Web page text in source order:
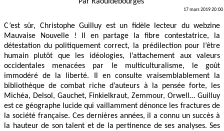
17 mars 2019 20:00
C’est sûr, Christophe Guilluy est un fidèle lecteur du webzine
Mauvaise Nouvelle ! Il en partage la fibre contestatrice, la
détestation du politiquement correct, la prédilection pour l’être
humain plutôt que les idéologies, l’attachement aux valeurs
occidentales menacées par le multiculturalisme, le goût
immodéré de la liberté. Il en consulte vraisemblablement la
bibliothèque de combat riche d’auteurs à la pensée forte, les
Michéa, Delsol, Gauchet, Finkielkraut, Zemmour, Orwell… Guilluy
est ce géographe lucide qui vaillamment dénonce les fractures de
la société française. Ces dernières années, il a connu un succès à
la hauteur de son talent et de la pertinence de ses analyses. Ses